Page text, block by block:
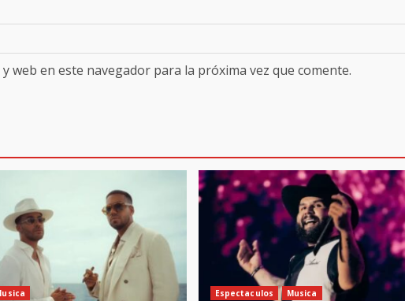
web en este navegador para la próxima vez que comente.
Espectaculos Musica